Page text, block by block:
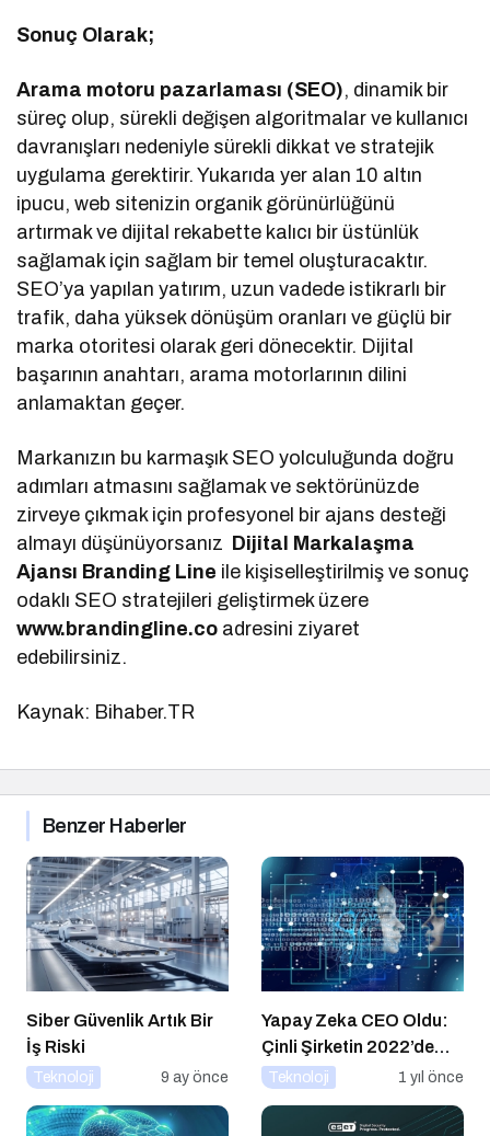
Sonuç Olarak;
Arama motoru pazarlaması (SEO), dinamik bir
süreç olup, sürekli değişen algoritmalar ve kullanıcı
davranışları nedeniyle sürekli dikkat ve stratejik
uygulama gerektirir. Yukarıda yer alan 10 altın
ipucu, web sitenizin organik görünürlüğünü
artırmak ve dijital rekabette kalıcı bir üstünlük
sağlamak için sağlam bir temel oluşturacaktır.
SEO’ya yapılan yatırım, uzun vadede istikrarlı bir
trafik, daha yüksek dönüşüm oranları ve güçlü bir
marka otoritesi olarak geri dönecektir. Dijital
başarının anahtarı, arama motorlarının dilini
anlamaktan geçer.
Markanızın bu karmaşık SEO yolculuğunda doğru
adımları atmasını sağlamak ve sektörünüzde
zirveye çıkmak için profesyonel bir ajans desteği
almayı düşünüyorsanız Dijital Markalaşma
Ajansı Branding Line ile kişiselleştirilmiş ve sonuç
odaklı SEO stratejileri geliştirmek üzere
www.brandingline.co adresini ziyaret
edebilirsiniz.
Kaynak: Bihaber.TR
Benzer Haberler
Siber Güvenlik Artık Bir
İş Riski
Teknoloji 9 ay önce
Yapay Zeka CEO Oldu:
Çinli Şirketin 2022’de
Attığı Adım Yeniden
Teknoloji 1 yıl önce